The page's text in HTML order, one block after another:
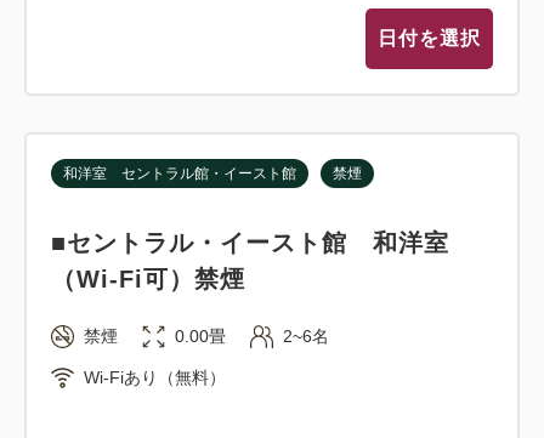
日付を選択
和洋室 セントラル館・イースト館 禁煙
■セントラル・イースト館 和洋室
（Wi-Fi可）禁煙
禁煙 0.00畳 2~6名
Wi-Fiあり（無料）